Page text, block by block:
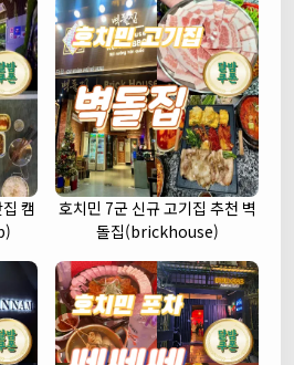
캠
호치민 7군 신규 고기집 추천 벽
돌집(brickhouse)